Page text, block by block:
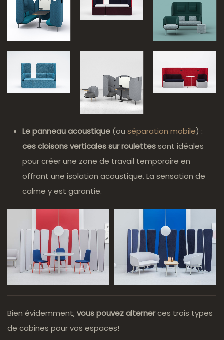
Le panneau acoustique (ou séparation mobile) :
ces cloisons verticales sur roulettessont idéales
pour créer une zone de travail temporaire en
offrant une isolation acoustique. La sensation de
calme y est garantie.
Bien évidemment,vous pouvez alternerces trois types
de cabines pour vos espaces!